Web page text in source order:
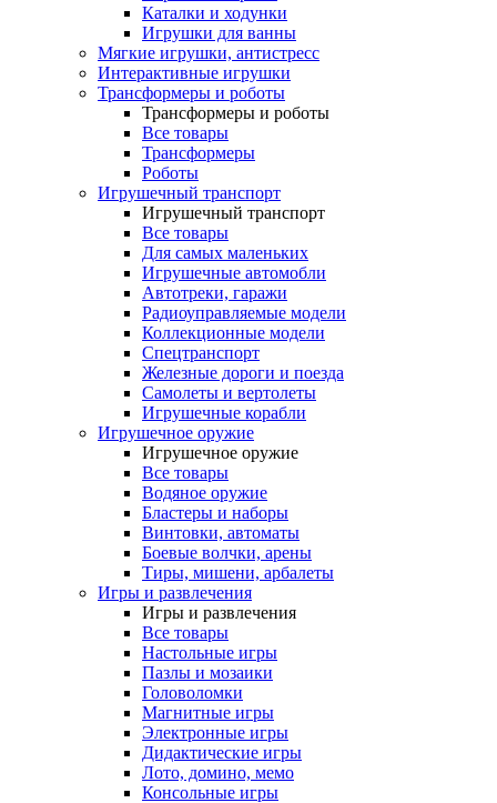
Каталки и ходунки
Игрушки для ванны
Мягкие игрушки, антистресс
Интерактивные игрушки
Трансформеры и роботы
Трансформеры и роботы
Все товары
Трансформеры
Роботы
Игрушечный транспорт
Игрушечный транспорт
Все товары
Для самых маленьких
Игрушечные автомобли
Автотреки, гаражи
Радиоуправляемые модели
Коллекционные модели
Спецтранспорт
Железные дороги и поезда
Самолеты и вертолеты
Игрушечные корабли
Игрушечное оружие
Игрушечное оружие
Все товары
Водяное оружие
Бластеры и наборы
Винтовки, автоматы
Боевые волчки, арены
Тиры, мишени, арбалеты
Игры и развлечения
Игры и развлечения
Все товары
Настольные игры
Пазлы и мозаики
Головоломки
Магнитные игры
Электронные игры
Дидактические игры
Лото, домино, мемо
Консольные игры